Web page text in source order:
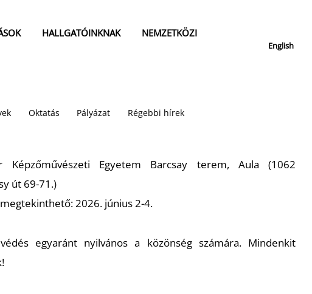
HALLGATÓINKNAK
NEMZETKÖZI
English
Oktatás Pályázat Régebbi hírek
Képzőművészeti Egyetem Barcsay terem, Aula (1062
út 69-71.)
2026. június 2-4.
egyaránt nyilvános a közönség számára. Mindenkit